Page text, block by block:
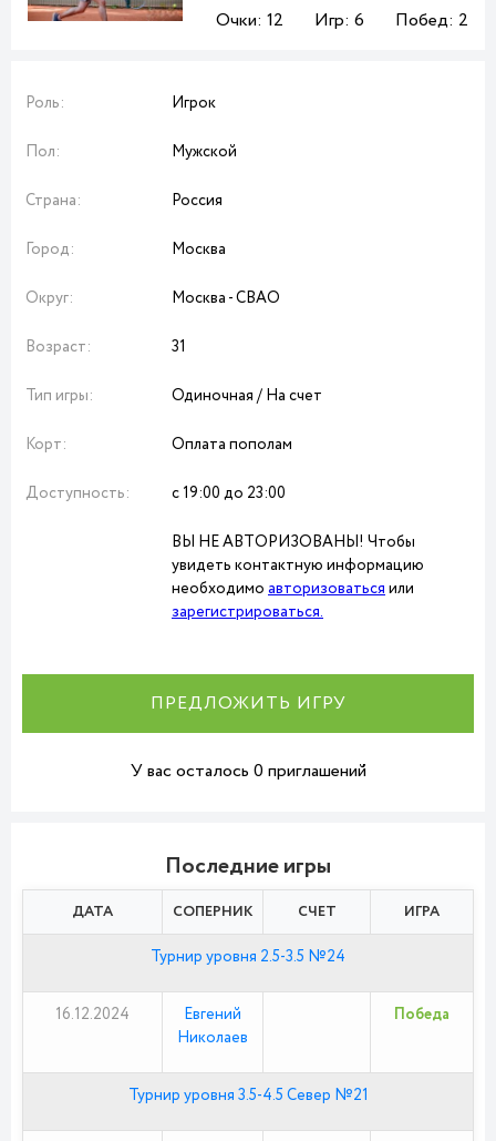
Очки: 12 Игр: 6 Побед: 2
Роль: Игрок
Пол: Мужской
Страна: Россия
Город: Москва
Округ: Москва - СВАО
Возраст: 31
Тип игры: Одиночная / На счет
Корт: Оплата пополам
Доступность: с 19:00 до 23:00
ВЫ НЕ АВТОРИЗОВАНЫ! Чтобы
увидеть контактную информацию
необходимо авторизоватьсяили
зарегистрироваться.
ПРЕДЛОЖИТЬ ИГРУ
У вас осталось 0 приглашений
Последние игры
ДАТА СОПЕРНИК СЧЕТ ИГРА
Турнир уровня 2.5-3.5 №24
16.12.2024
Евгений
Николаев
Победа
Турнир уровня 3.5-4.5 Север №21